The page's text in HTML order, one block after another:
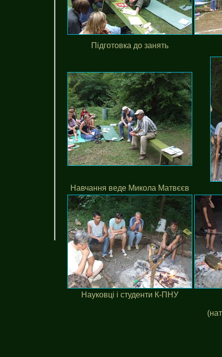
Підготовка до занять
Навчання веде Микола Матвєєв
Науковці і студенти К-ПНУ